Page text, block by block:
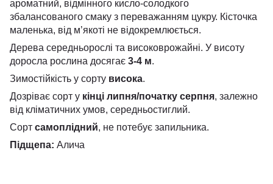
ароматний, відмінного кисло-солодкого
збалансованого смаку з переважанням цукру. Кісточка
маленька, від м’якоті не відокремлюється.
Дерева середньорослі та високоврожайні. У висоту
доросла рослина досягає 3-4 м.
Зимостійкість у сорту висока.
Дозріває сорт у кінці липня/початку серпня, залежно
від кліматичних умов, середньостиглий.
Сорт самоплідний, не потебує запильника.
Підщепа: Алича